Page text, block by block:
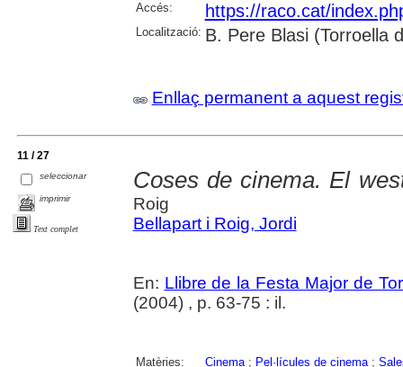
Accés: https://raco.cat/
Localització: B. Pere Blasi (Torroella
Enllaç permanent a aquest
11 / 27
seleccionar
imprimir
Text complet
Coses de cinema. El
Roig
Bellapart i Roig, Jordi
En: Llibre de la Festa Major de
(2004) , p. 63-75 : il.
Matèries: Cinema; Pel·lícules de cinema;